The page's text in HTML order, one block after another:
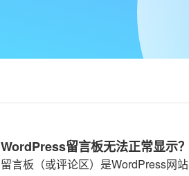
WordPress留言板无法正常显示